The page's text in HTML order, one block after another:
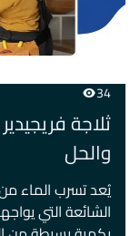
34
ثلاجة
والحل
يُعد تسرب الماء
الشائعة التي